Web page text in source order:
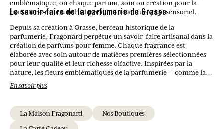
emblématique, où chaque parfum, soin ou création pour la
maison raconte une histoire et invite à un voyage sensoriel.
Le savoir-faire de la parfumerie de Grasse
Depuis sa création à Grasse, berceau historique de la
parfumerie, Fragonard perpétue un savoir-faire artisanal dans la
création de parfums pour femme. Chaque fragrance est
élaborée avec soin autour de matières premières sélectionnées
pour leur qualité et leur richesse olfactive. Inspirées par la
nature, les fleurs emblématiques de la parfumerie — comme la
rose, le jasmin ou la fleur d’oranger — se mêlent à des notes
modernes pour donner naissance à des compositions
proposer des parfums féminins à la fois élégants, équilibrés et
fidèles à la tradition parfumée de Grasse.
En savoir plus
La Maison Fragonard
Nos Boutiques